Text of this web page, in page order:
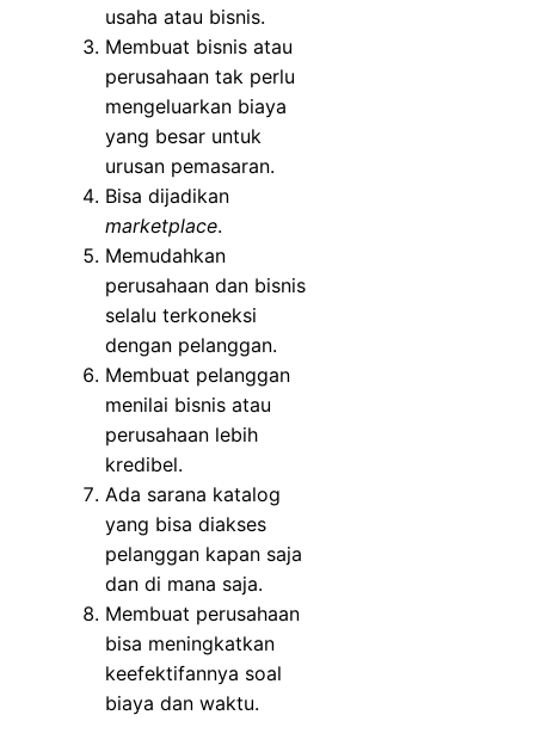
usaha atau bisnis.
Membuat bisnis atau
perusahaan tak perlu
mengeluarkan biaya
yang besar untuk
urusan pemasaran.
Bisa dijadikan
marketplace.
Memudahkan
perusahaan dan bisnis
selalu terkoneksi
dengan pelanggan.
Membuat pelanggan
menilai bisnis atau
perusahaan lebih
kredibel.
Ada sarana katalog
yang bisa diakses
pelanggan kapan saja
dan di mana saja.
Membuat perusahaan
bisa meningkatkan
keefektifannya soal
biaya dan waktu.